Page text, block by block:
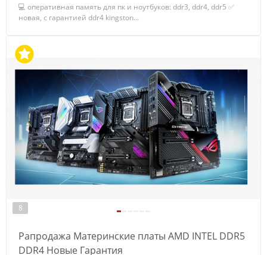
💻 оперативная память для пк и ноутбуков: ddr3, ddr4, ddr5 ✅
новая, с гарантией ddr4 kingston...
8
Рапродажа Материнские платы AMD INTEL DDR5
DDR4 Новые Гарантия